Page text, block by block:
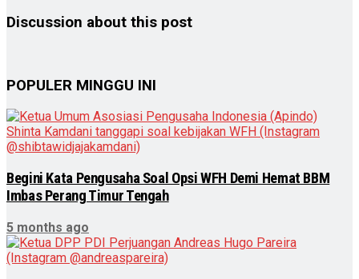
Discussion about this post
POPULER MINGGU INI
Begini Kata Pengusaha Soal Opsi WFH Demi Hemat BBM
Imbas Perang Timur Tengah
5 months ago